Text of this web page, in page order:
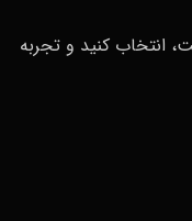
انتخاب کنید و تجربه